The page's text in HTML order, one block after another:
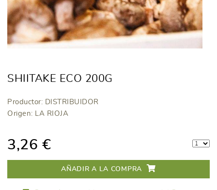
SHIITAKE ECO 200G
Productor: DISTRIBUIDOR
Origen: LA RIOJA
3,26 €
AÑADIR A LA COMPRA